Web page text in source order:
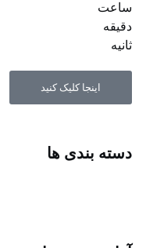
اینجا کلیک کنید
بندی ها